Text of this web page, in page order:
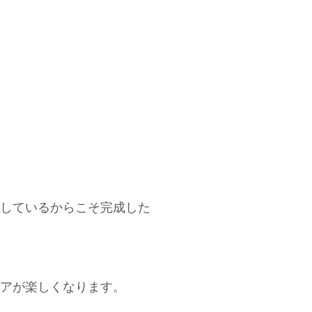
ているからこそ完成した
が楽しくなります。